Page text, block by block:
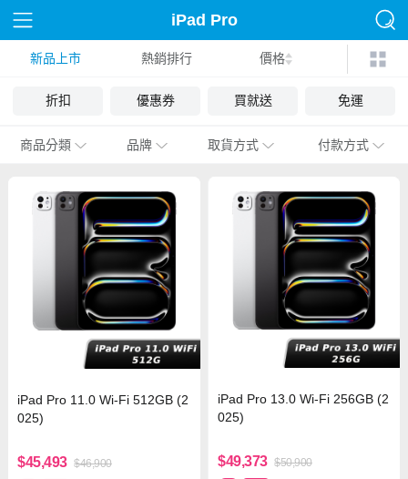
iPad Pro
新品上市 熱銷排行 價格
折扣 優惠券 買就送 免運
商品分類 品牌 取貨方式 付款方式
iPad Pro 11.0 Wi-Fi 512GB (2
025)
$45,493 $46,900
iPad Pro 13.0 Wi-Fi 256GB (2
025)
$49,373 $50,900